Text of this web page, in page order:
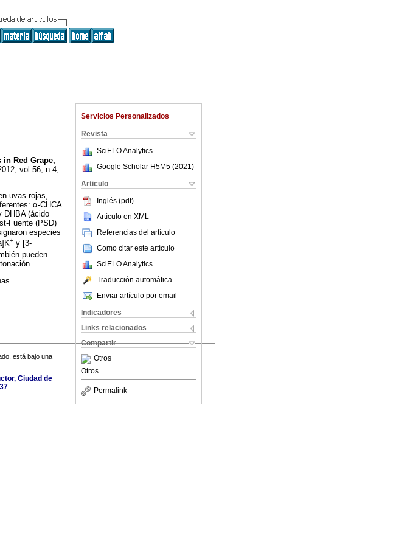
Servicios Personalizados
Revista
SciELO Analytics
Google Scholar H5M5 (2021 )
Articulo
Inglés (pdf)
Artículo en XML
Referencias del artículo
Como citar este artículo
SciELO Analytics
Traducción automática
Enviar artículo por email
Indicadores
Links relacionados
Compartir
Otros
Otros
Permalink
Red Grape,
vol.56, n.4,
uvas rojas,
α-CHCA
DHBA (ácido
Fuente (PSD)
especies
+ y [3-
pueden
está bajo una
Ciudad de